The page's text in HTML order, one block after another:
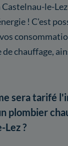
le-
! C'est
chauffage,
sera tarifé
plombier
Lez ?